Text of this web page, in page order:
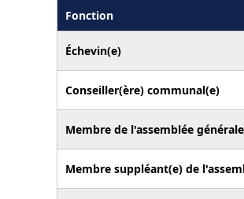
Fonction
Échevin(e)
Conseiller(ère) communal(e)
Membre de l'assemblée générale
Membre suppléant(e) de